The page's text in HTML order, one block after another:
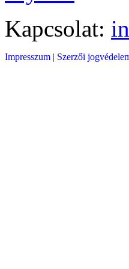
Kapcsolat:
Impresszum | Szerzői